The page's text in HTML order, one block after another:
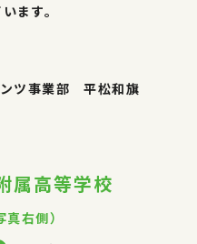
ます。
ツ事業部 平松和旗
属高等学校
右側）